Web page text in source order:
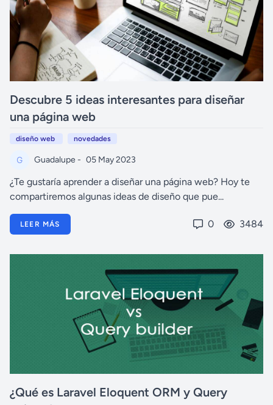
Descubre 5 ideas interesantes para diseñar
una página web
diseño web novedades
Guadalupe - 05 May 2023
¿Te gustaría aprender a diseñar una página web? Hoy te
compartiremos algunas ideas de diseño que pue...
LEER MÁS 0 3484
¿Qué es Laravel Eloquent ORM y Query